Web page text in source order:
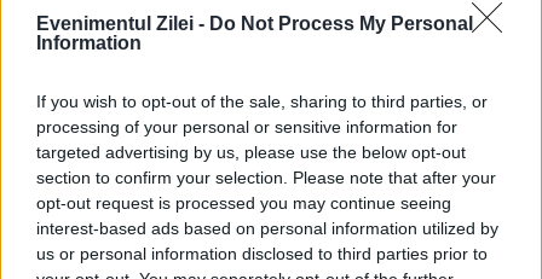
Evenimentul Zilei - Do Not Process My Personal
Information
If you wish to opt-out of the sale, sharing to third parties, or
processing of your personal or sensitive information for
targeted advertising by us, please use the below opt-out
section to confirm your selection. Please note that after your
opt-out request is processed you may continue seeing
interest-based ads based on personal information utilized by
us or personal information disclosed to third parties prior to
Un pui de somn de 20-30 de minute poate
ajuta la concentrarea și gestionarea